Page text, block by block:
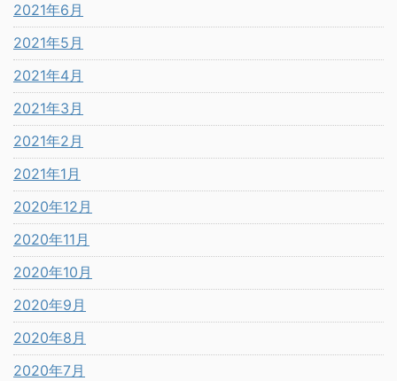
2021年6月
2021年5月
2021年4月
2021年3月
2021年2月
2021年1月
2020年12月
2020年11月
2020年10月
2020年9月
2020年8月
2020年7月